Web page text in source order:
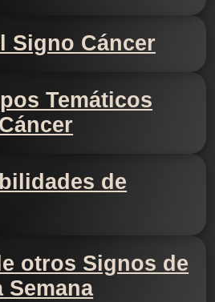
Signo Cáncer
Temáticos
de
otros Signos de
Semana